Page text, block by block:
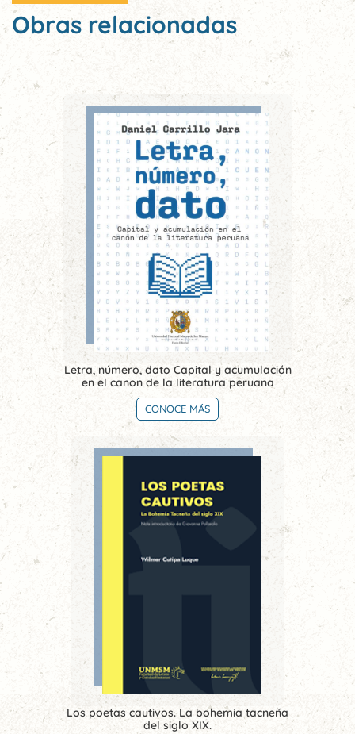
Obras relacionadas
Letra, número, dato Capital y acumulación
en el canon de la literatura peruana
CONOCE MÁS
Los poetas cautivos. La bohemia tacneña
del siglo XIX.